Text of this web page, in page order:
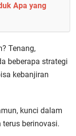
Apa yang
Tenang,
beberapa strategi
kebanjiran
kunci dalam
berinovasi.